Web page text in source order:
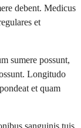
debent. Medicus
et
sumere possunt,
Longitudo
et quam